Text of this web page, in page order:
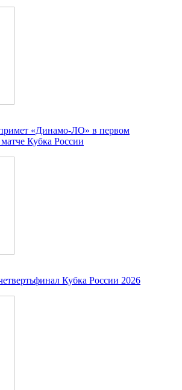
примет «Динамо-ЛО» в первом
Кубка России
Кубка России 2026